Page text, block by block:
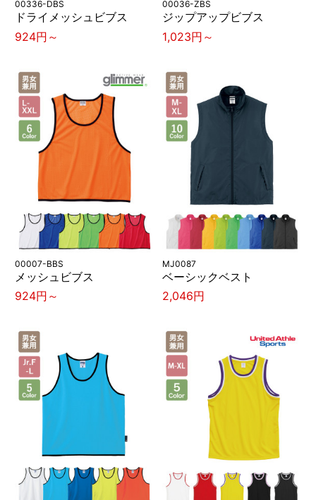
00336-DBS
ドライメッシュビブス
924円～
00036-ZBS
ジップアップビブス
1,023円～
00007-BBS
メッシュビブス
924円～
MJ0087
ベーシックベスト
2,046円